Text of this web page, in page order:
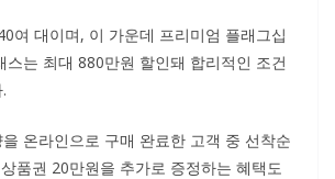
여 대이며, 이 가운데 프리미엄 플래그십
스는 최대 880만원 할인돼 합리적인 조건
온라인으로 구매 완료한 고객 중 선착순
품권 20만원을 추가로 증정하는 혜택도